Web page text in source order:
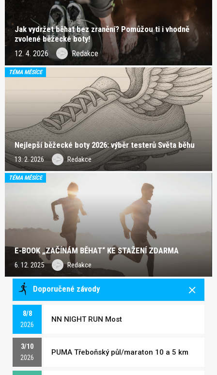
Jak vydržet běhat bez zranění? Pomůžou ti i vhodně
zvolené běžecké boty!
12. 4. 2026 Redakce
TÉMA MĚSÍCE
Nejlepší běžecké boty 2026: výběr testerů Světa běhu
13. 2. 2026 Redakce
TÉMA MĚSÍCE
E-BOOK „ZAČÍNÁM BĚHAT“ KE STAŽENÍ ZDARMA
6. 12. 2025 Redakce
Doporučené závody
8/8
2026
NN NIGHT RUN Most
3/10
2026
PUMA Třeboňský půl/maraton 10 a 5 km